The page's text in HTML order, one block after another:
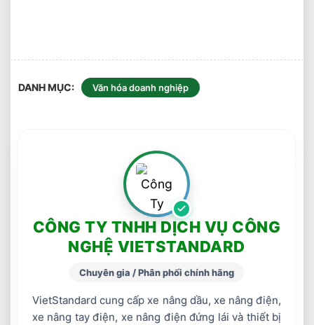
DANH MỤC Văn hóa doanh nghiệp
CÔNG TY TNHH DỊCH VỤ CÔNG
NGHỆ VIETSTANDARD
Chuyên gia / Phân phối chính hãng
VietStandard cung cấp xe nâng dầu, xe nâng điện,
xe nâng tay điện, xe nâng điện đứng lái và thiết bị